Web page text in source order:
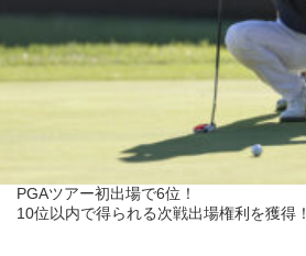
PGAツアー初出場で6位！
10位以内で得られる次戦出場権利を獲得！